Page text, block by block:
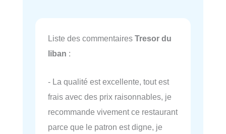
Liste des commentaires Tresor du
liban :
- La qualité est excellente, tout est
frais avec des prix raisonnables, je
recommande vivement ce restaurant
parce que le patron est digne, je